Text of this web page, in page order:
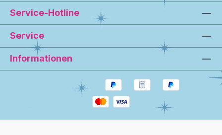
Service-Hotline
Service
Informationen